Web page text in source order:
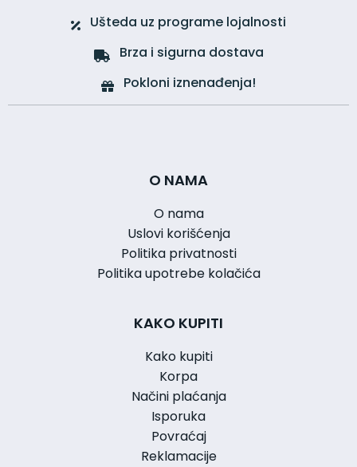
Ušteda uz programe lojalnosti
Brza i sigurna dostava
Pokloni iznenađenja!
O NAMA
O nama
Uslovi korišćenja
Politika privatnosti
Politika upotrebe kolačića
KAKO KUPITI
Kako kupiti
Korpa
Načini plaćanja
Isporuka
Povraćaj
Reklamacije